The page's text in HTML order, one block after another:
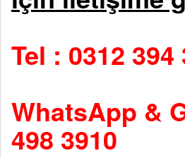
Tel : 0312 394
WhatsApp &
498 3910